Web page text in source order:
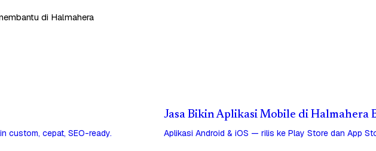
di Halmahera
custom, cepat, SEO-ready.
Jasa Bikin Aplikasi Mobile di Halmahera
Aplikasi Android & iOS — rilis ke Play Store dan App